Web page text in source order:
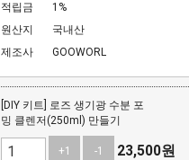
적립금
1%
원산지
국내산
제조사
GOOWORL
[DIY 키트] 로즈 생기광 수분 포
밍 클렌저(250ml) 만들기
+1 -1 23,500원